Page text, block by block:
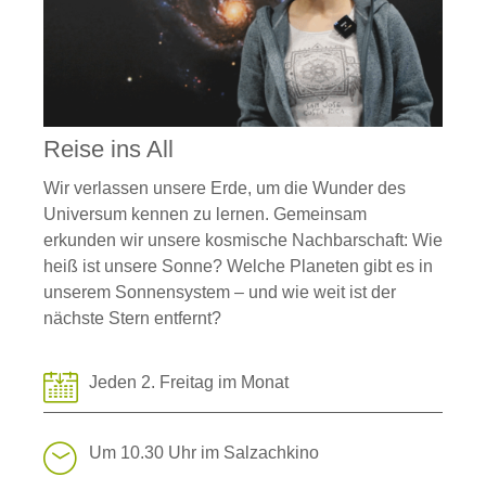
Reise ins All
Wir verlassen unsere Erde, um die Wunder des
Universum kennen zu lernen. Gemeinsam
erkunden wir unsere kosmische Nachbarschaft: Wie
heiß ist unsere Sonne? Welche Planeten gibt es in
unserem Sonnensystem – und wie weit ist der
nächste Stern entfernt?
Jeden 2. Freitag im Monat
Um 10.30 Uhr im Salzachkino